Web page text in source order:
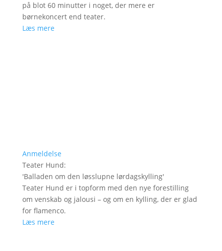
på blot 60 minutter i noget, der mere er
børnekoncert end teater.
Læs mere
Anmeldelse
Teater Hund:
'Balladen om den løsslupne lørdagskylling'
Teater Hund er i topform med den nye forestilling
om venskab og jalousi – og om en kylling, der er glad
for flamenco.
Læs mere